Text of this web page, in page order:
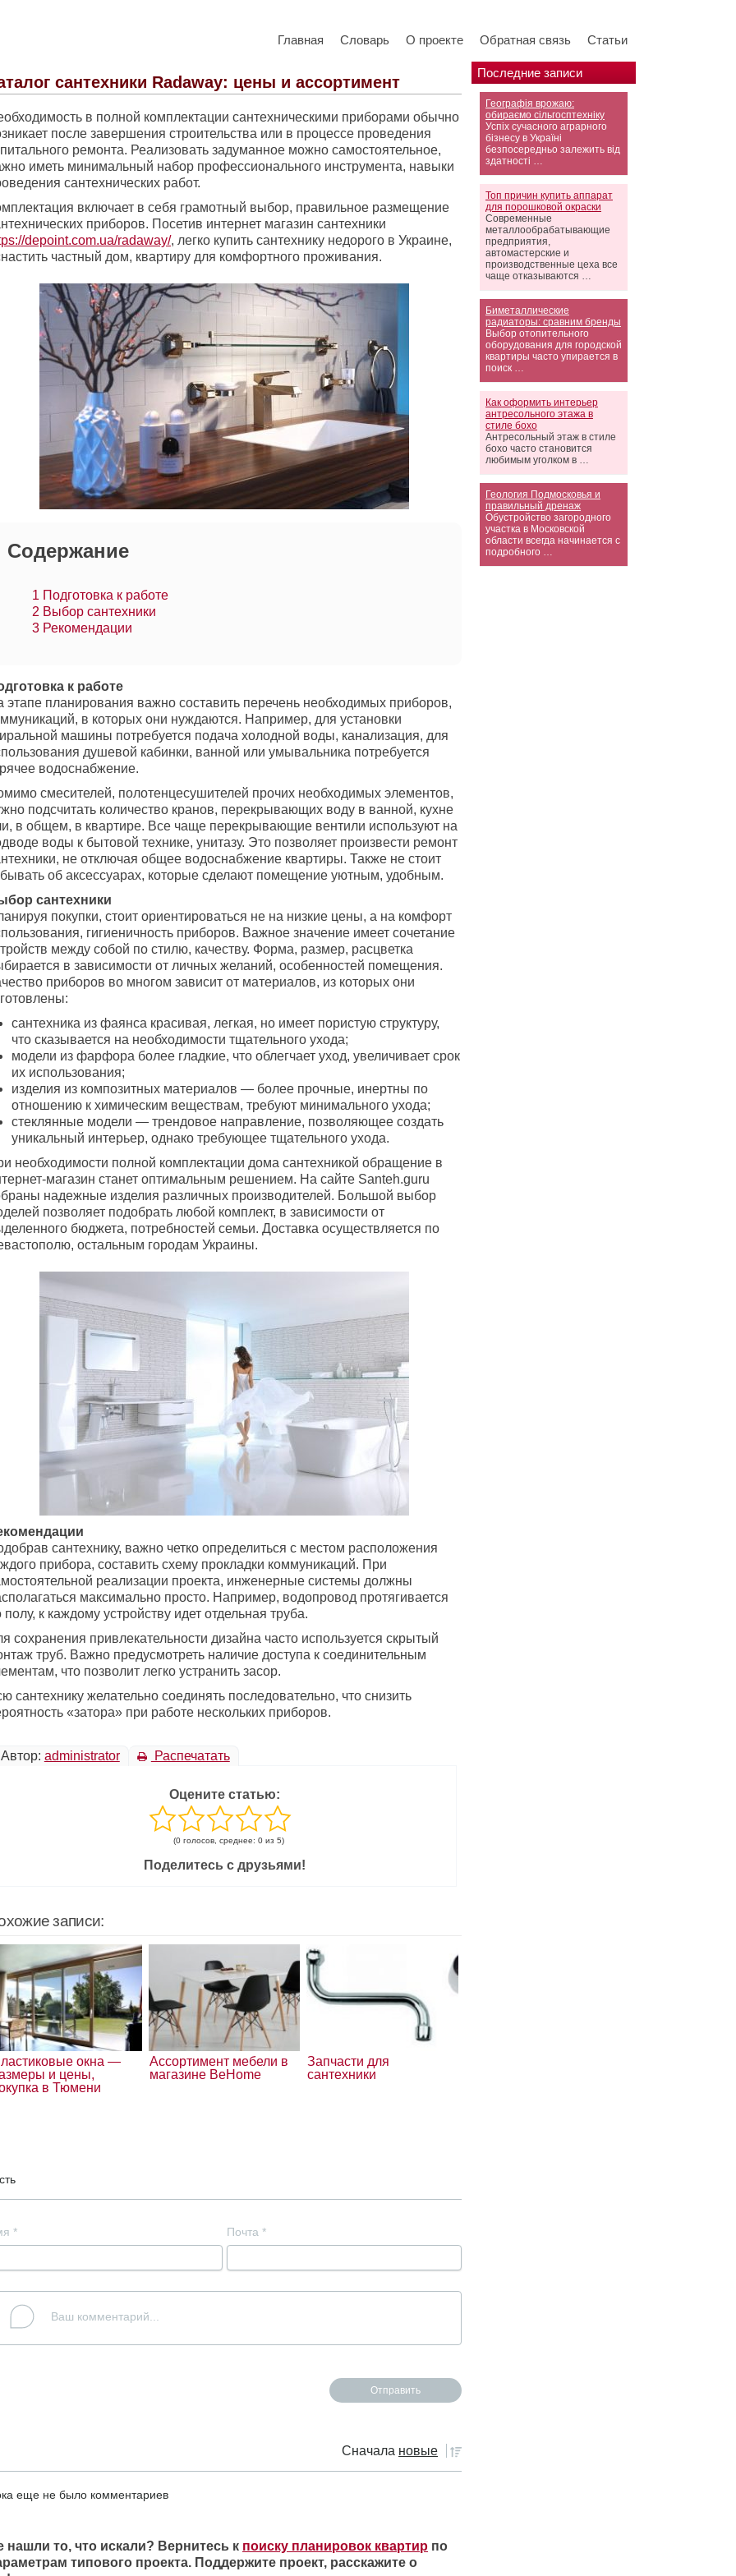
Главная Словарь О проекте Обратная связь Статьи
Последние записи
Географія врожаю:
обираємо сільгосптехніку
Успіх сучасного аграрного
бізнесу в Україні
безпосередньо залежить від
здатності …
Топ причин купить аппарат
для порошковой окраски
Современные
металлообрабатывающие
предприятия,
автомастерские и
производственные цеха все
чаще отказываются …
Биметаллические
радиаторы: сравним бренды
Выбор отопительного
оборудования для городской
квартиры часто упирается в
поиск …
Как оформить интерьер
антресольного этажа в
стиле бохо
Антресольный этаж в стиле
бохо часто становится
любимым уголком в …
Геология Подмосковья и
правильный дренаж
Обустройство загородного
участка в Московской
области всегда начинается с
подробного …
сантехники Radaway: цены и ассортимент
в полной комплектации сантехническими приборами обычно
после завершения строительства или в процессе проведения
ремонта. Реализовать задуманное можно самостоятельное,
иметь минимальный набор профессионального инструмента, навыки
сантехнических работ.
включает в себя грамотный выбор, правильное размещение
приборов. Посетив интернет магазин сантехники
depoint.com.ua/radaway/, легко купить сантехнику недорого в Украине,
частный дом, квартиру для комфортного проживания.
Содержание
1 Подготовка к работе
2 Выбор сантехники
3 Рекомендации
к работе
этапе планирования важно составить перечень необходимых приборов,
в которых они нуждаются. Например, для установки
машины потребуется подача холодной воды, канализация, для
душевой кабинки, ванной или умывальника потребуется
водоснабжение.
смесителей, полотенцесушителей прочих необходимых элементов,
подсчитать количество кранов, перекрывающих воду в ванной, кухне
в общем, в квартире. Все чаще перекрывающие вентили используют на
воды к бытовой технике, унитазу. Это позволяет произвести ремонт
не отключая общее водоснабжение квартиры. Также не стоит
об аксессуарах, которые сделают помещение уютным, удобным.
сантехники
покупки, стоит ориентироваться не на низкие цены, а на комфорт
гигиеничность приборов. Важное значение имеет сочетание
между собой по стилю, качеству. Форма, размер, расцветка
в зависимости от личных желаний, особенностей помещения.
приборов во многом зависит от материалов, из которых они
сантехника из фаянса красивая, легкая, но имеет пористую структуру,
что сказывается на необходимости тщательного ухода;
модели из фарфора более гладкие, что облегчает уход, увеличивает срок
их использования;
изделия из композитных материалов — более прочные, инертны по
отношению к химическим веществам, требуют минимального ухода;
стеклянные модели — трендовое направление, позволяющее создать
уникальный интерьер, однако требующее тщательного ухода.
необходимости полной комплектации дома сантехникой обращение в
магазин станет оптимальным решением. На сайте Santeh.guru
надежные изделия различных производителей. Большой выбор
позволяет подобрать любой комплект, в зависимости от
бюджета, потребностей семьи. Доставка осуществляется по
остальным городам Украины.
сантехнику, важно четко определиться с местом расположения
прибора, составить схему прокладки коммуникаций. При
реализации проекта, инженерные системы должны
максимально просто. Например, водопровод протягивается
полу, к каждому устройству идет отдельная труба.
сохранения привлекательности дизайна часто используется скрытый
труб. Важно предусмотреть наличие доступа к соединительным
что позволит легко устранить засор.
сантехнику желательно соединять последовательно, что снизить
«затора» при работе нескольких приборов.
Автор: administrator Распечатать
Оцените статью:
(0 голосов, среднее: 0 из 5)
Поделитесь с друзьями!
записи:
окна —
и цены,
в Тюмени
Ассортимент мебели в
магазине BeHome
Запчасти для
сантехники
* Почта *
Сначала новые
еще не было комментариев
нашли то, что искали? Вернитесь к поиску планировок квартир по
типового проекта. Поддержите проект, расскажите о